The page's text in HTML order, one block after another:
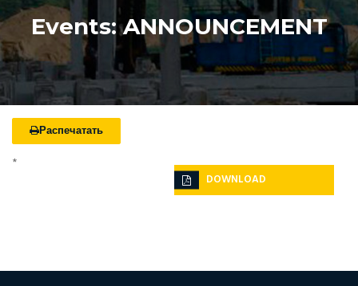
Events: ANNOUNCEMENT
Распечатать
DOWNLOAD
*